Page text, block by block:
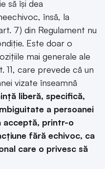
să își dea
însă, la
7) din Regulament nu
Este doar o
mai generale ale
11, care prevede că un
vizate înseamnă
liberă, specifică,
a persoanei
acceptă, printr-o
fără echivoc, ca
care o privesc să